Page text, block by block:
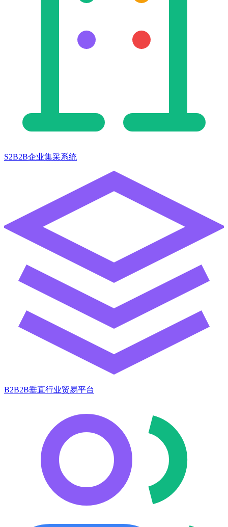
S2B2B企业集采系统
B2B2B垂直行业贸易平台